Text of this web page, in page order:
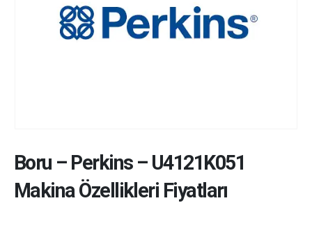
Boru – Perkins– U4121K051
Makina Özellikleri Fiyatları